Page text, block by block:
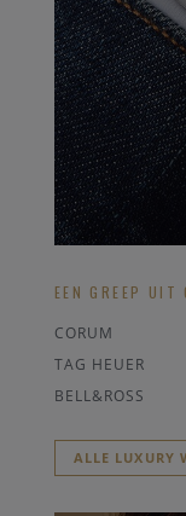
EEN GREEP UIT
CORUM
TAG HEUER
BELL&ROSS
ALLE LUXURY